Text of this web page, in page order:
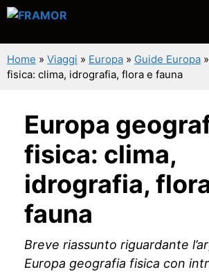
Vai
contenuto
Home » Viaggi » Europa » Guide Europa »
fisica: clima, idrografia, flora e fauna
Europa
fisica: clima,
idrografia,
fauna
Breve riassunto riguardante
Europa geografia fisica con